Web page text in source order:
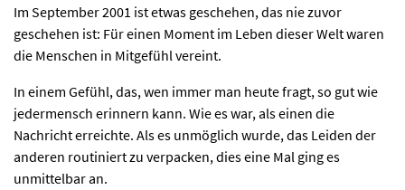
Facebook Newsletter
Ticktes kaufen
Kontakt
Im September 2001 ist etwas geschehen, das nie zuvor
geschehen ist: Für einen Moment im Leben dieser Welt waren
die Menschen in Mitgefühl vereint.
In einem Gefühl, das, wen immer man heute fragt, so gut wie
jedermensch erinnern kann. Wie es war, als einen die
Nachricht erreichte. Als es unmöglich wurde, das Leiden der
anderen routiniert zu verpacken, dies eine Mal ging es
unmittelbar an.